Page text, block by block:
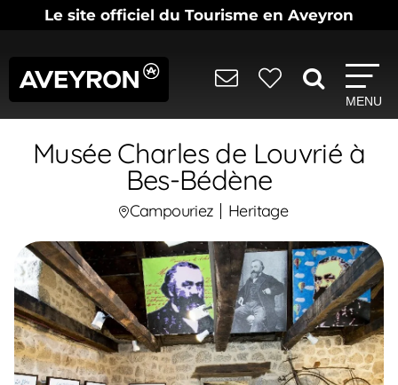
Le site officiel du Tourisme en Aveyron
MENU
Musée Charles de Louvrié à
Bes-Bédène
Campouriez Heritage